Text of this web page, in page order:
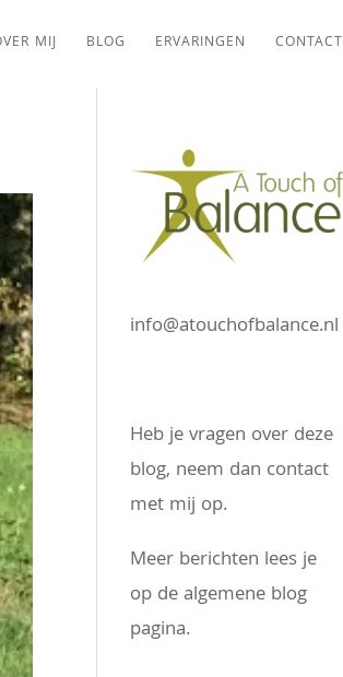
MIJ BLOG ERVARINGEN CONTACT
info@atouchofbalance.nl
Heb je vragen over deze
blog, neem dan contact
met mij op.
Meer berichten lees je
op de algemene blog
pagina.